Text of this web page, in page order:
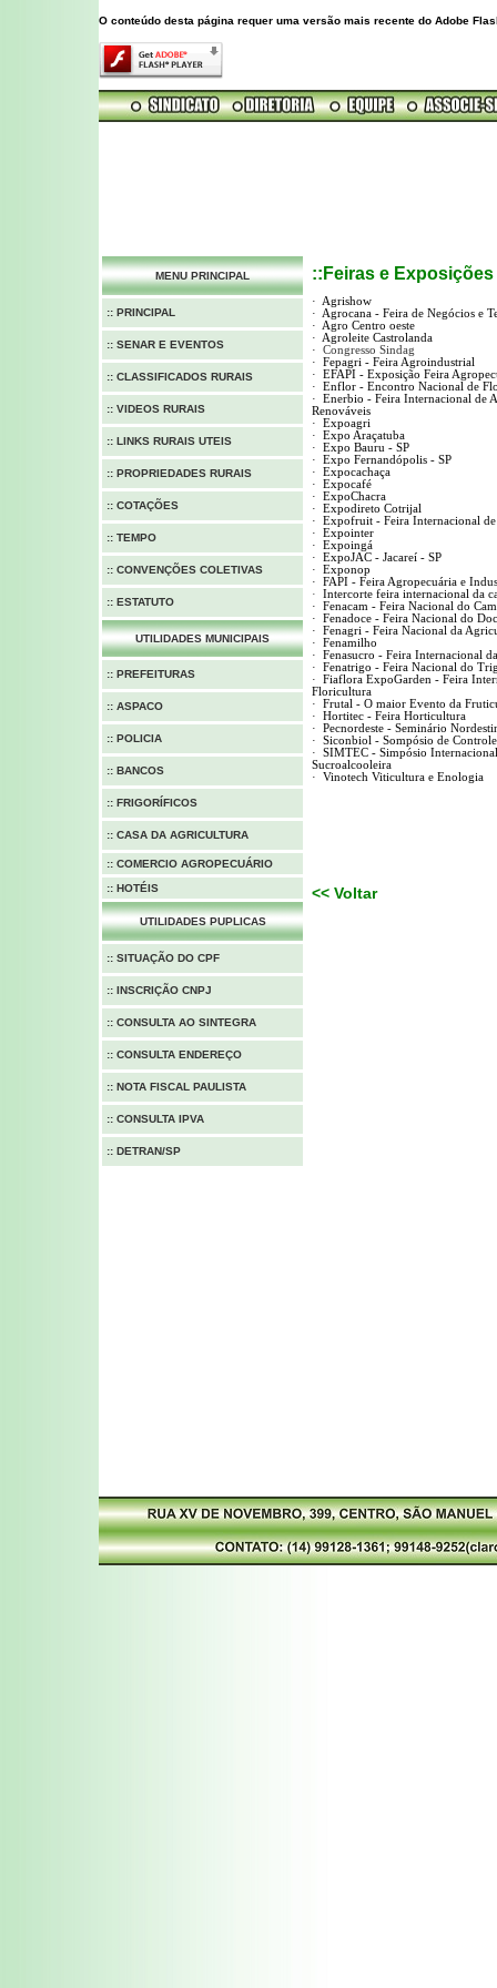
O conteúdo desta página requer uma versão mais recente do Adobe
MENU PRINCIPAL
:: PRINCIPAL
:: SENAR E EVENTOS
:: CLASSIFICADOS RURAIS
:: VIDEOS RURAIS
:: LINKS RURAIS UTEIS
:: PROPRIEDADES RURAIS
:: COTAÇÕES
:: TEMPO
:: CONVENÇÕES COLETIVAS
:: ESTATUTO
UTILIDADES MUNICIPAIS
:: PREFEITURAS
:: ASPACO
:: POLICIA
:: BANCOS
:: FRIGORÍFICOS
:: CASA DA AGRICULTURA
:: COMERCIO AGROPECUÁRIO
:: HOTÉIS
UTILIDADES PUPLICAS
:: SITUAÇÃO DO CPF
:: INSCRIÇÃO CNPJ
:: CONSULTA AO SINTEGRA
:: CONSULTA ENDEREÇO
:: NOTA FISCAL PAULISTA
:: CONSULTA IPVA
:: DETRAN/SP
::Feiras e Exposições
·
Agrishow
·
Agrocana - Feira de Negócios e
·
Agro Centro oeste
·
Agroleite Castrolanda
·
Congresso Sindag
·
Fepagri - Feira Agroindustrial
·
EFAPI - Exposição Feira
·
Enflor - Encontro Nacional de
·
Enerbio - Feira Internacional de
Renováveis
·
Expoagri
·
Expo Araçatuba
·
Expo Bauru - SP
·
Expo Fernandópolis - SP
·
Expocachaça
·
Expocafé
·
ExpoChacra
·
Expodireto Cotrijal
·
Expofruit - Feira Internacional
·
Expointer
·
Expoingá
·
ExpoJAC - Jacareí - SP
·
Exponop
·
FAPI - Feira Agropecuária e
· Intercortefeira internacional da
·
Fenacam - Feira Nacional do
·
Fenadoce - Feira Nacional do
·
Fenagri - Feira Nacional da
·
Fenamilho
·
Fenasucro - Feira Internacional
·
Fenatrigo - Feira Nacional do
·
Fiaflora ExpoGarden - Feira
Floricultura
·
Frutal - O maior Evento da
·
Hortitec - Feira Horticultura
·
Pecnordeste - Seminário
·
Siconbiol - Sompósio de
·
SIMTEC - Simpósio
Sucroalcooleira
·
Vinotech Viticultura e Enologia
<< Voltar